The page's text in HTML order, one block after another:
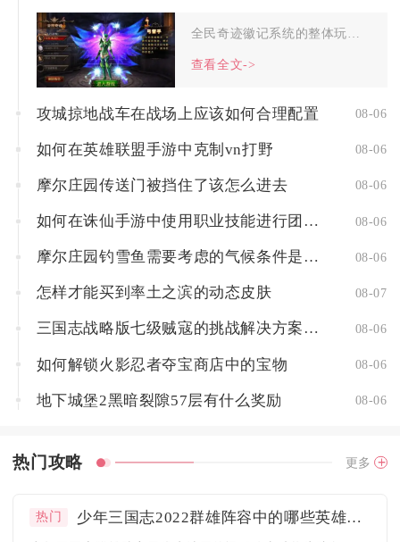
全民奇迹徽记系统的整体玩家评价呈现两极分化的状态，PVP竞技...
查看全文->
攻城掠地战车在战场上应该如何合理配置 08-06
如何在英雄联盟手游中克制vn打野 08-06
摩尔庄园传送门被挡住了该怎么进去 08-06
如何在诛仙手游中使用职业技能进行团队配合 08-06
摩尔庄园钓雪鱼需要考虑的气候条件是什么 08-06
怎样才能买到率土之滨的动态皮肤 08-07
三国志战略版七级贼寇的挑战解决方案是什么 08-06
如何解锁火影忍者夺宝商店中的宝物 08-06
地下城堡2黑暗裂隙57层有什么奖励 08-06
热门攻略 更多
热门 少年三国志2022群雄阵容中的哪些英雄适合进行远程攻击呢